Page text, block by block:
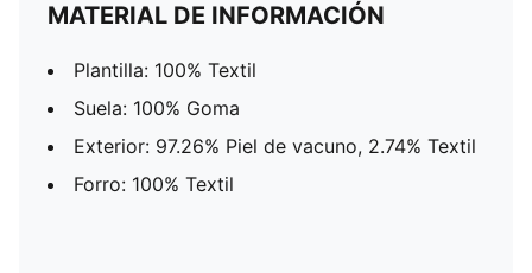
MATERIAL DE INFORMACIÓN
Plantilla: 100% Textil
Suela: 100% Goma
Exterior: 97.26% Piel de vacuno, 2.74% Textil
Forro: 100% Textil